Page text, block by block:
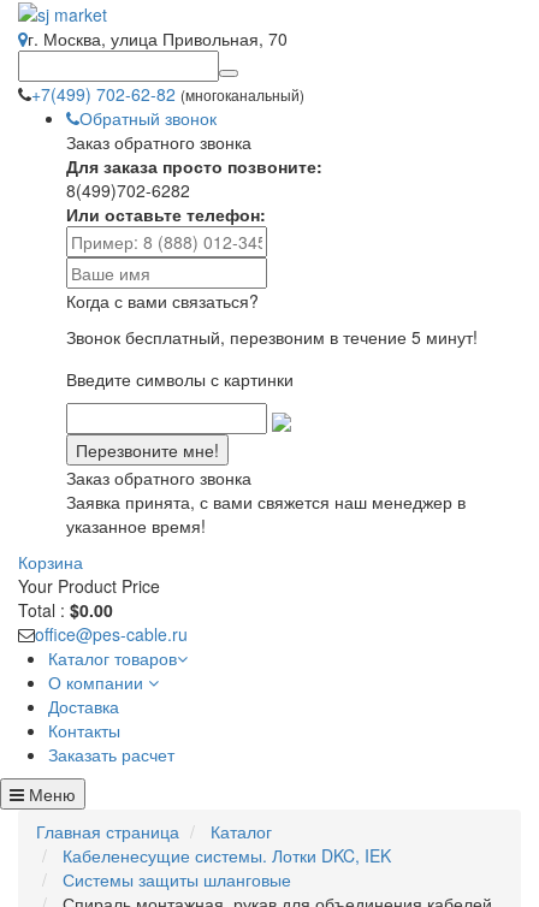
г. Москва, улица Привольная, 70
+7(499) 702-62-82 (многоканальный)
Обратный звонок
Заказ обратного звонка
Для заказа просто позвоните:
8(499)702-6282
Или оставьте телефон:
Когда с вами связаться?
Звонок бесплатный, перезвоним в течение 5 минут!
Введите символы с картинки
Заказ обратного звонка
Заявка принята, с вами свяжется наш менеджер в
указанное время!
Корзина
Your Product Price
Total : $0.00
office@pes-cable.ru
Каталог товаров
О компании
Доставка
Контакты
Заказать расчет
Меню
Главная страница
Каталог
Кабеленесущие системы. Лотки DKC, IEK
Системы защиты шланговые